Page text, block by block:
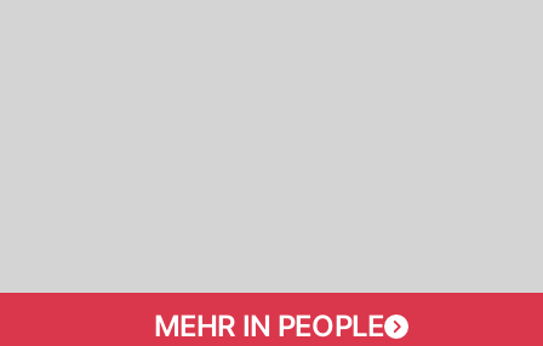
MEHR IN PEOPLE